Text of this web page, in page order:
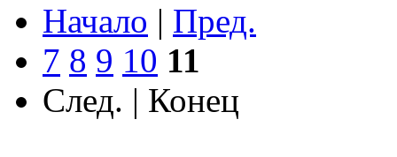
Начало | Пред.
7 8 9 10 11
След. | Конец